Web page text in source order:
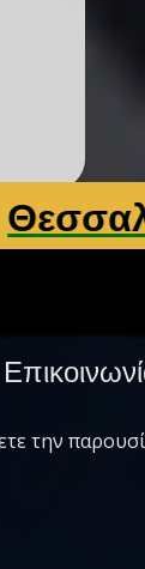
την